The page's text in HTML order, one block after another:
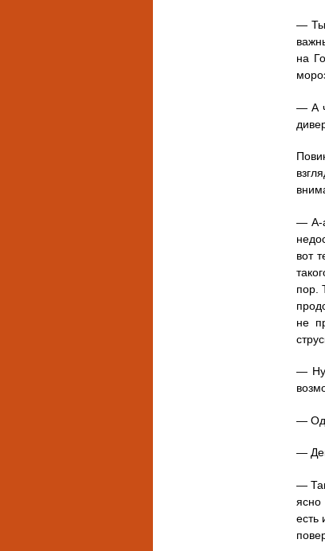
— Ты
на
— А
— А-
вот
пор.
не
— Ну,
—
—
—
ясно
есть